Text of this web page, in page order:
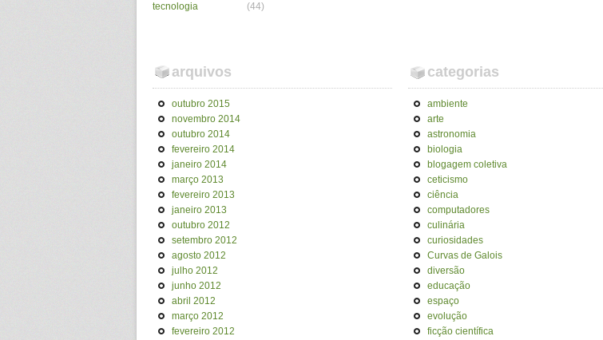
tecnologia
(44)
arquivos
outubro 2015
novembro 2014
outubro 2014
fevereiro 2014
janeiro 2014
março 2013
fevereiro 2013
janeiro 2013
outubro 2012
setembro 2012
agosto 2012
julho 2012
junho 2012
abril 2012
março 2012
fevereiro 2012
categorias
ambiente
arte
astronomia
biologia
blogagem coletiva
ceticismo
ciência
computadores
culinária
curiosidades
Curvas de Galois
diversão
educação
espaço
evolução
ficção científica